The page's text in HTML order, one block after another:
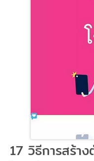
17 วิธีการสร้าง